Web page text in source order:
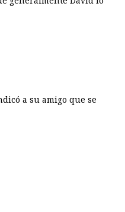
a su amigo que se